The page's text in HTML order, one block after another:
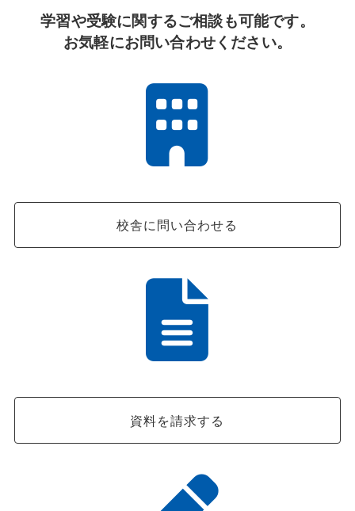
学習や受験に関するご相談も可能です。
お気軽にお問い合わせください。
校舎に問い合わせる
資料を請求する